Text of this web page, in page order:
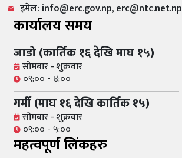
इमेल: info@erc.gov.np, erc@ntc.net.np
कार्यालय समय
जाडो (कार्तिक १६ देखि माघ १५)
सोमबार - शुक्रवार
०९:०० - ४:००
गर्मी (माघ १६ देखि कार्तिक १५)
सोमबार - शुक्रवार
०९:०० - ५:००
महत्वपूर्ण लिंकहरु